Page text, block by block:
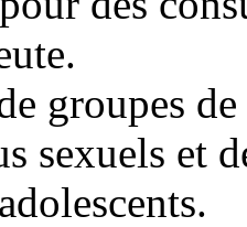
groupes
sexuels et